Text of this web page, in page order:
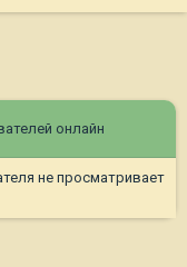
онлайн
не просматривает